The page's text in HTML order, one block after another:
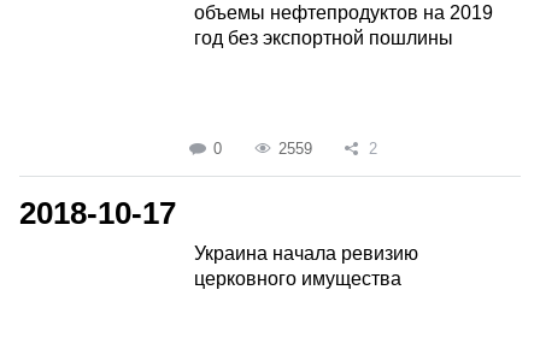
объемы нефтепродуктов на 2019
год без экспортной пошлины
0 2559 2
2018-10-17
Украина начала ревизию
церковного имущества